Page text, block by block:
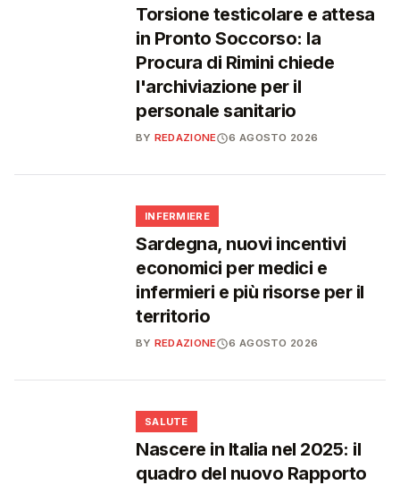
Torsione testicolare e attesa
in Pronto Soccorso: la
Procura di Rimini chiede
l'archiviazione per il
personale sanitario
BY REDAZIONE 6 AGOSTO 2026
INFERMIERE
Sardegna, nuovi incentivi
economici per medici e
infermieri e più risorse per il
territorio
BY REDAZIONE 6 AGOSTO 2026
SALUTE
Nascere in Italia nel 2025: il
quadro del nuovo Rapporto